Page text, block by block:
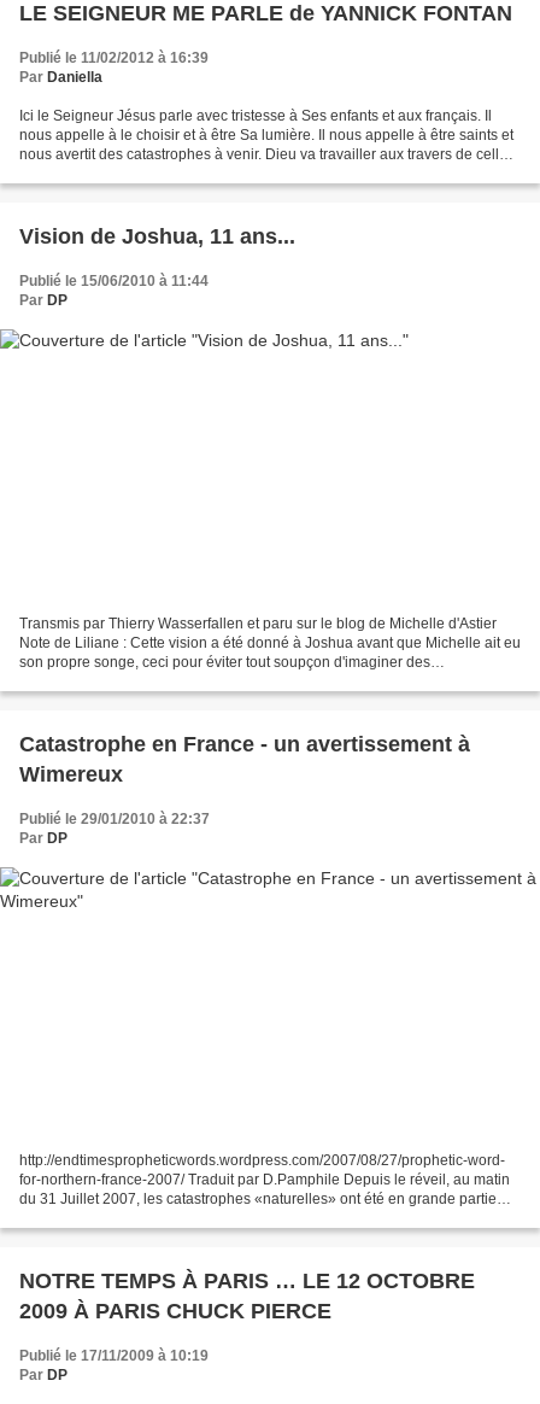
LE SEIGNEUR ME PARLE de YANNICK FONTAN
Publié le 11/02/2012 à 16:39
Par Daniella
Ici le Seigneur Jésus parle avec tristesse à Ses enfants et aux français. Il
nous appelle à le choisir et à être Sa lumière. Il nous appelle à être saints et
nous avertit des catastrophes à venir. Dieu va travailler aux travers de celles-
Vision de Joshua, 11 ans...
Publié le 15/06/2010 à 11:44
Par DP
Transmis par Thierry Wasserfallen et paru sur le blog de Michelle d'Astier
Note de Liliane : Cette vision a été donné à Joshua avant que Michelle ait eu
son propre songe, ceci pour éviter tout soupçon d'imaginer des
Catastrophe en France - un avertissement à
Wimereux
Publié le 29/01/2010 à 22:37
Par DP
http://endtimespropheticwords.wordpress.com/2007/08/27/prophetic-word-
for-northern-france-2007/ Traduit par D.Pamphile Depuis le réveil, au matin
du 31 Juillet 2007, les catastrophes «naturelles» ont été en grande partie
NOTRE TEMPS À PARIS … LE 12 OCTOBRE
2009 À PARIS CHUCK PIERCE
Publié le 17/11/2009 à 10:19
Par DP